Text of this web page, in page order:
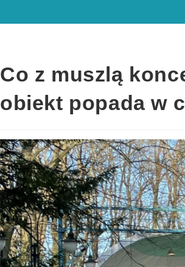
Co z muszlą
obiekt popada w